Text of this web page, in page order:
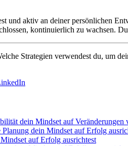
und aktiv an deiner persönlichen
kontinuierlich zu wachsen.
Strategien verwendest du, um
dein Mindset auf Veränderungen
dein Mindset auf Erfolg
auf Erfolg ausrichtest